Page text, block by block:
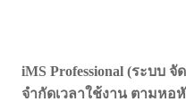
iMS Professional (ระบบ
จำกัดเวลาใช้งาน ตามหอ